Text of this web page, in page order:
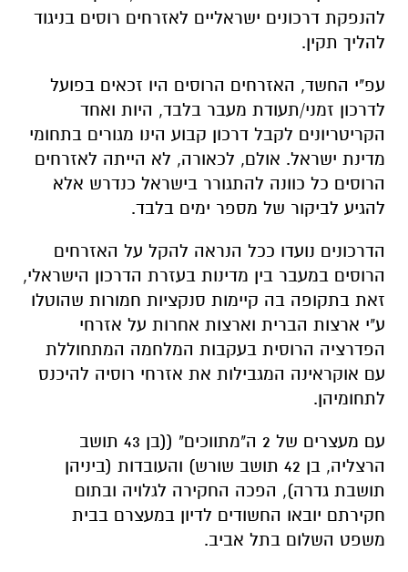
להנפקת דרכונים ישראליים לאזרחים רוסים בניגוד
להליך תקין.
עפ"י החשד, האזרחים הרוסים היו זכאים בפועל
לדרכון זמני/תעודת מעבר בלבד, היות ואחד
הקריטריונים לקבל דרכון קבוע הינו מגורים בתחומי
מדינת ישראל. אולם, לכאורה, לא הייתה לאזרחים
הרוסים כל כוונה להתגורר בישראל כנדרש אלא
להגיע לביקור של מספר ימים בלבד.
הדרכונים נועדו ככל הנראה להקל על האזרחים
הרוסים במעבר בין מדינות בעזרת הדרכון הישראלי,
זאת בתקופה בה קיימות סנקציות חמורות שהוטלו
ע"י ארצות הברית וארצות אחרות על אזרחי
הפדרציה הרוסית בעקבות המלחמה המתחוללת
עם אוקראינה המגבילות את אזרחי רוסיה להיכנס
לתחומיהן.
עם מעצרים של 2 ה"מתווכים" ((בן 43 תושב
הרצליה, בן 42 תושב שורש) והעובדות (ביניהן
תושבת גדרה), הפכה החקירה לגלויה ובתום
חקירתם יובאו החשודים לדיון במעצרם בבית
משפט השלום בתל אביב.